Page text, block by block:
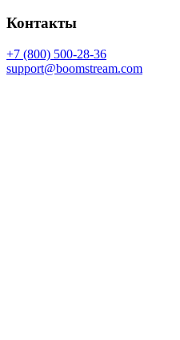
Контакты
+7 (800) 500-28-36
support@boomstream.com